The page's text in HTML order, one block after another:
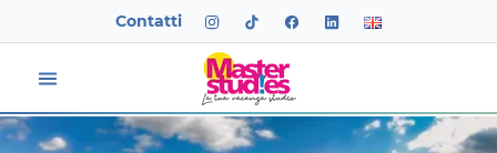
Contatti